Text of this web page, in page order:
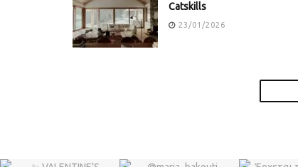
Catskills
23/01/2026